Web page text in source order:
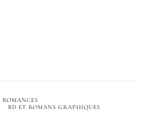
ROMANCES
BD ET ROMANS GRAPHIQUES